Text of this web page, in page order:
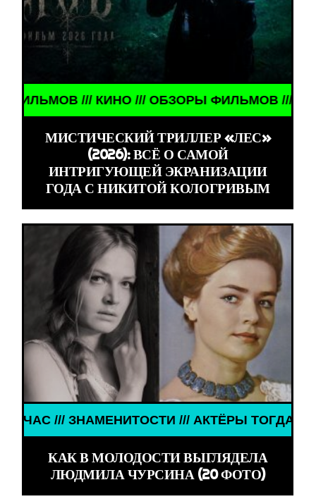
ФИЛЬМОВ /// КИНО /// ОБЗОРЫ ФИЛЬМОВ
МИСТИЧЕСКИЙ ТРИЛЛЕР «ЛЕС»
(2026): ВСЁ О САМОЙ
ИНТРИГУЮЩЕЙ ЭКРАНИЗАЦИИ
ГОДА С НИКИТОЙ КОЛОГРИВЫМ
И СЕЙЧАС /// ЗНАМЕНИТОСТИ ///
КАК В МОЛОДОСТИ ВЫГЛЯДЕЛА
ЛЮДМИЛА ЧУРСИНА (20 ФОТО)